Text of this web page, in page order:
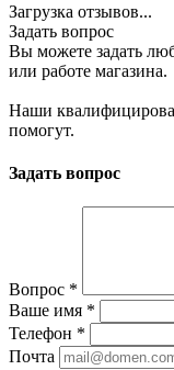
Загрузка отзывов...
Задать вопрос
Вы можете задать
или работе магазина.
Наши
помогут.
Задать вопрос
Вопрос *
Ваше имя *
Телефон *
Почта